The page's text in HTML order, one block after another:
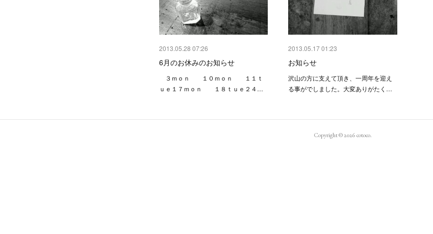
2013.05.28 07:26
6月のお休みのお知らせ
３ｍｏｎ １０ｍｏｎ １１ｔ
ｕｅ１７ｍｏｎ １８ｔｕｅ２４…
2013.05.17 01:23
お知らせ
沢山の方に支えて頂き、一周年を迎え
る事がでしました。大変ありがたく…
Copyright ©2026cotoco.